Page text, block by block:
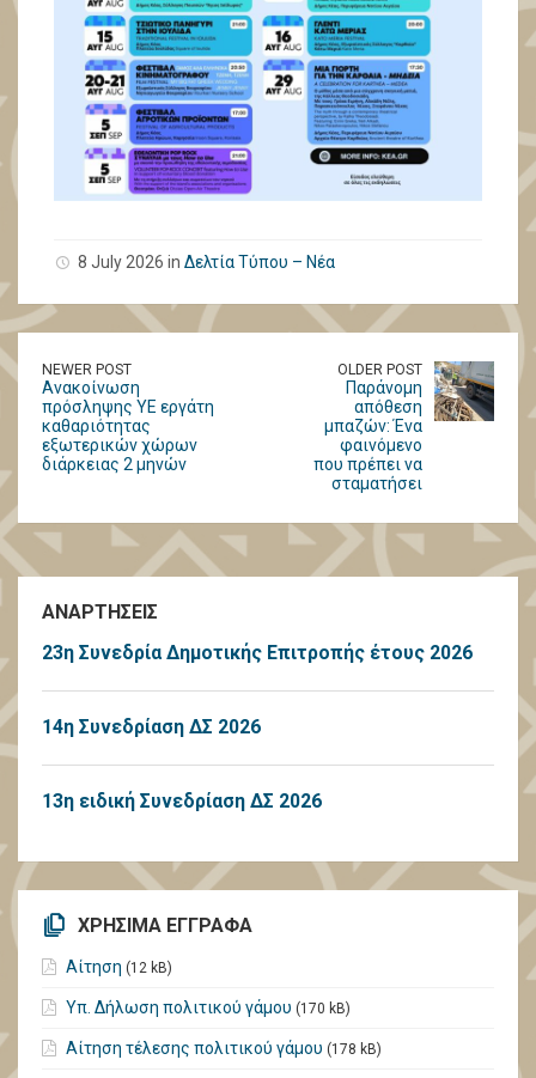
8 July 2026 in Δελτία Τύπου – Νέα
NEWER POST
Ανακοίνωση
πρόσληψης ΥΕ εργάτη
καθαριότητας
εξωτερικών χώρων
διάρκειας 2 μηνών
OLDER POST
Παράνομη
απόθεση
μπαζών: Ένα
φαινόμενο
που πρέπει να
σταματήσει
ΑΝΑΡΤΗΣΕΙΣ
23η Συνεδρία Δημοτικής Επιτροπής έτους 2026
14η Συνεδρίαση ΔΣ 2026
13η ειδική Συνεδρίαση ΔΣ 2026
ΧΡΗΣΙΜΑ ΕΓΓΡΑΦΑ
Αίτηση (12 kB)
Υπ. Δήλωση πολιτικού γάμου (170 kB)
Αίτηση τέλεσης πολιτικού γάμου (178 kB)